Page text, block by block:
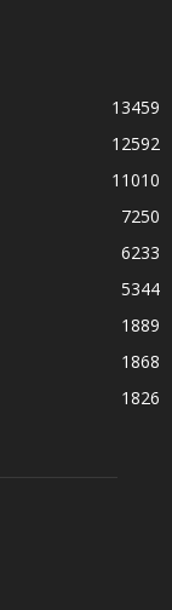
13459
12592
11010
7250
6233
5344
1889
1868
1826